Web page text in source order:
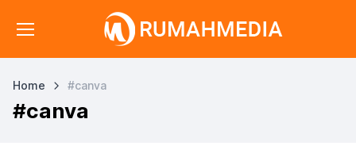
Home #canva
#canva